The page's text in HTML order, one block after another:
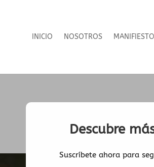
INICIO NOSOTROS MANIFIESTO
Descubre
Suscríbete ahora para